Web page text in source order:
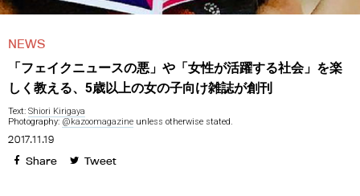
NEWS
「フェイクニュースの悪」や「女性が活躍する社会」を楽
しく教える、5歳以上の女の子向け雑誌が創刊
Text: Shiori Kirigaya
Photography: @kazoomagazine unless otherwise stated.
2017.11.19
Share Tweet